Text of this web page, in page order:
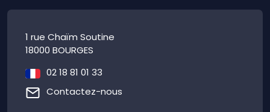
1 rue Chaïm Soutine
18000 BOURGES
02 18 81 01 33
Contactez-nous